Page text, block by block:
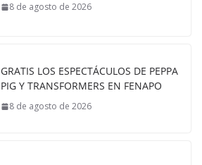
8 de agosto de 2026
GRATIS LOS ESPECTÁCULOS DE PEPPA
PIG Y TRANSFORMERS EN FENAPO
8 de agosto de 2026